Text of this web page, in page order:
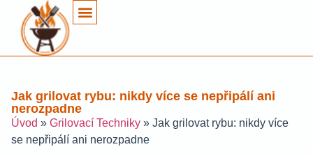
Jak grilovat rybu: nikdy více se nepřipálí ani
nerozpadne
Úvod » Grilovací Techniky » Jak grilovat rybu: nikdy více
se nepřipálí ani nerozpadne